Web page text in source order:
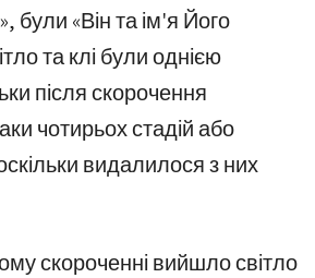
були «Він та ім'я Його
та клі були однією
після скорочення
чотирьох стадій або
видалилося з них
скороченні вийшло світло